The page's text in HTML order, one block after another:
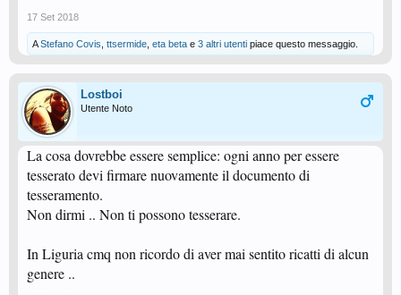
17 Set 2018
AStefano Covis ttsermide eta beta e 3 altri utenti piace questo messaggio.
Lostboi
Utente Noto
La cosa dovrebbe essere semplice: ogni anno per essere
tesserato devi firmare nuovamente il documento di
tesseramento.
Non dirmi .. Non ti possono tesserare.
In Liguria cmq non ricordo di aver mai sentito ricatti di alcun
genere ..